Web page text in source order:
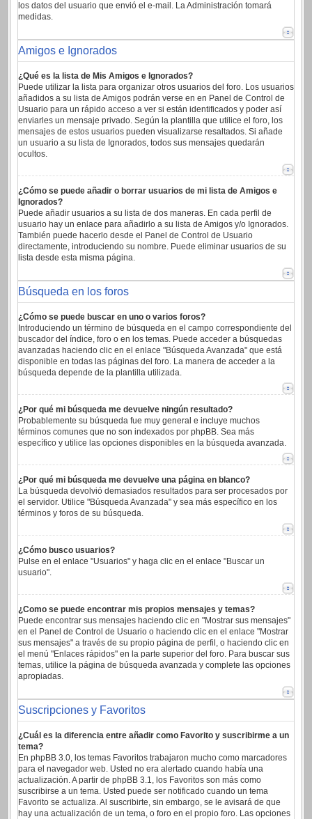
los datos del usuario que envió el e-mail. La Administración tomará
medidas.
Amigos e Ignorados
¿Qué es la lista de Mis Amigos e Ignorados?
Puede utilizar la lista para organizar otros usuarios del foro. Los usuarios
añadidos a su lista de Amigos podrán verse en en Panel de Control de
Usuario para un rápido acceso a ver si están identificados y poder así
enviarles un mensaje privado. Según la plantilla que utilice el foro, los
mensajes de estos usuarios pueden visualizarse resaltados. Si añade
un usuario a su lista de Ignorados, todos sus mensajes quedarán
ocultos.
¿Cómo se puede añadir o borrar usuarios de mi lista de Amigos e
Ignorados?
Puede añadir usuarios a su lista de dos maneras. En cada perfil de
usuario hay un enlace para añadirlo a su lista de Amigos y/o Ignorados.
También puede hacerlo desde el Panel de Control de Usuario
directamente, introduciendo su nombre. Puede eliminar usuarios de su
lista desde esta misma página.
Búsqueda en los foros
¿Cómo se puede buscar en uno o varios foros?
Introduciendo un término de búsqueda en el campo correspondiente del
buscador del índice, foro o en los temas. Puede acceder a búsquedas
avanzadas haciendo clic en el enlace "Búsqueda Avanzada" que está
disponible en todas las páginas del foro. La manera de acceder a la
búsqueda depende de la plantilla utilizada.
¿Por qué mi búsqueda me devuelve ningún resultado?
Probablemente su búsqueda fue muy general e incluye muchos
términos comunes que no son indexados por phpBB. Sea más
específico y utilice las opciones disponibles en la búsqueda avanzada.
¿Por qué mi búsqueda me devuelve una página en blanco?
La búsqueda devolvió demasiados resultados para ser procesados por
el servidor. Utilice "Búsqueda Avanzada" y sea más específico en los
términos y foros de su búsqueda.
¿Cómo busco usuarios?
Pulse en el enlace "Usuarios" y haga clic en el enlace "Buscar un
usuario".
¿Como se puede encontrar mis propios mensajes y temas?
Puede encontrar sus mensajes haciendo clic en "Mostrar sus mensajes"
en el Panel de Control de Usuario o haciendo clic en el enlace "Mostrar
sus mensajes" a través de su propio página de perfil, o haciendo clic en
el menú "Enlaces rápidos" en la parte superior del foro. Para buscar sus
temas, utilice la página de búsqueda avanzada y complete las opciones
apropiadas.
Suscripciones y Favoritos
¿Cuál es la diferencia entre añadir como Favorito y suscribirme a un
tema?
En phpBB 3.0, los temas Favoritos trabajaron mucho como marcadores
para el navegador web. Usted no era alertado cuando había una
actualización. A partir de phpBB 3.1, los Favoritos son más como
suscribirse a un tema. Usted puede ser notificado cuando un tema
Favorito se actualiza. Al suscribirte, sin embargo, se le avisará de que
hay una actualización de un tema, o foro en el propio foro. Las opciones